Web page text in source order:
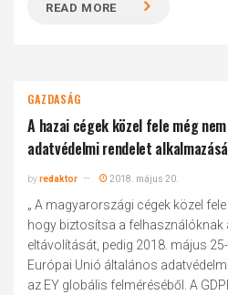
READ MORE
GAZDASÁG
A hazai cégek közel fele még
adatvédelmi rendelet
byredaktor 2018. május 20.
„ A magyarországi cégek közel
hogy biztosítsa a
eltávolítását, pedig 2018. május
Európai Unió általános
az EY globális felméréséből. A